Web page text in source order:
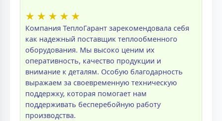
★ ★ ★ ★ ★
Компания ТеплоГарант зарекомендовала себя
как надежный поставщик теплообменного
оборудования. Мы высоко ценим их
оперативность, качество продукции и
внимание к деталям. Особую благодарность
выражаем за своевременную техническую
поддержку, которая помогает нам
поддерживать бесперебойную работу
производства.